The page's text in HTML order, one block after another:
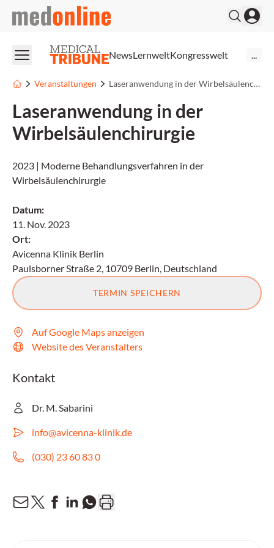
medonline
NewsLernweltKongresswelt
Veranstaltungen Laseranwendung in der Wirbelsäulenchirurgie
Laseranwendung in der
Wirbelsäulenchirurgie
2023 | Moderne Behandlungsverfahren in der
Wirbelsäulenchirurgie
Datum:
11. Nov. 2023
Ort:
Avicenna Klinik Berlin
Paulsborner Straße 2, 10709 Berlin, Deutschland
TERMIN SPEICHERN
Auf Google Maps anzeigen
Website des Veranstalters
Kontakt
Dr. M. Sabarini
info@avicenna-klinik.de
(030) 23 60 83 0